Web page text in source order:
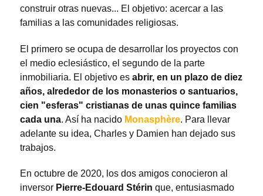
construir otras nuevas... El objetivo: acercar a las
familias a las comunidades religiosas.
El primero se ocupa de desarrollar los proyectos con
el medio eclesiástico, el segundo de la parte
inmobiliaria. El objetivo es abrir, en un plazo de diez
años, alrededor de los monasterios o santuarios,
cien "esferas" cristianas de unas quince familias
cada una. Así ha nacido Monasphère. Para llevar
adelante su idea, Charles y Damien han dejado sus
trabajos.
En octubre de 2020, los dos amigos conocieron al
inversor Pierre-Edouard Stérin que, entusiasmado